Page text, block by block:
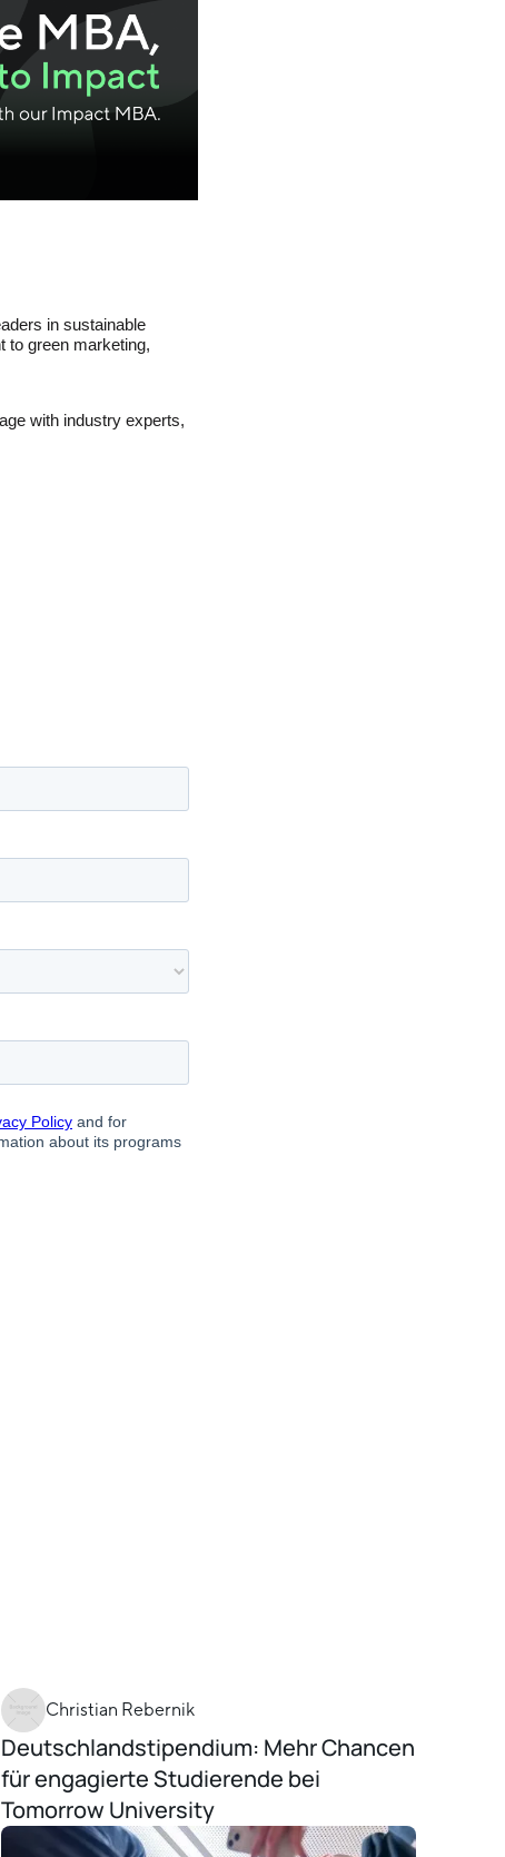
Christian Rebernik
Deutschlandstipendium: Mehr Chancen
für engagierte Studierende bei
Tomorrow University